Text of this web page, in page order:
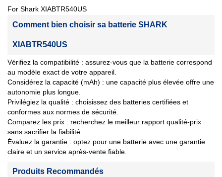
For Shark XIABTR540US
Comment bien choisir sa batterie SHARK
XIABTR540US
Vérifiez la compatibilité : assurez-vous que la batterie correspond
au modèle exact de votre appareil.
Considérez la capacité (mAh) : une capacité plus élevée offre une
autonomie plus longue.
Privilégiez la qualité : choisissez des batteries certifiées et
conformes aux normes de sécurité.
Comparez les prix : recherchez le meilleur rapport qualité-prix
sans sacrifier la fiabilité.
Évaluez la garantie : optez pour une batterie avec une garantie
claire et un service après-vente fiable.
Produits Recommandés